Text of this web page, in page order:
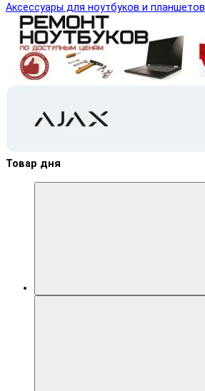
Аксессуары для ноутбуков и планшетов
Товар дня